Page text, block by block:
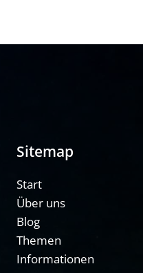
Sitemap
Start
Über uns
Blog
Themen
Informationen